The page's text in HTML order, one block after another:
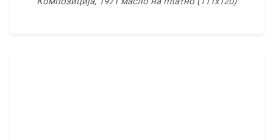
Девојче - циганче, 1961 масло на платно (68х56,5)